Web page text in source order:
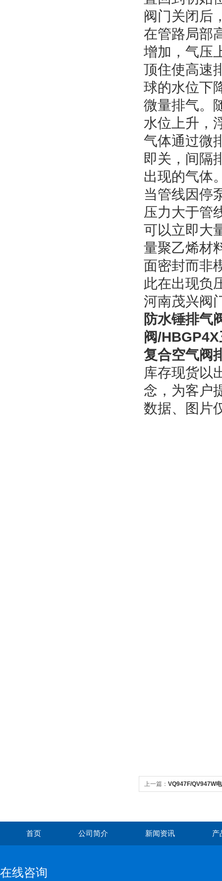
阀门关闭后
在管路局部
增加，气压
顶住使高速
球的水位下
微量排气。
水位上升，
气体通过微
即关，间隔
出现的气体
当管线因停
压力大于管
可以立即大
量聚乙烯材
面密封而非
此在出现负
河南茂兴阀
防水锤排气
阀/
复合空气阀
库存现货以
念，为客户
数据、图片
上一篇： VQ947F/QV947W
首页 公司简介 新闻资讯 产
在线咨询